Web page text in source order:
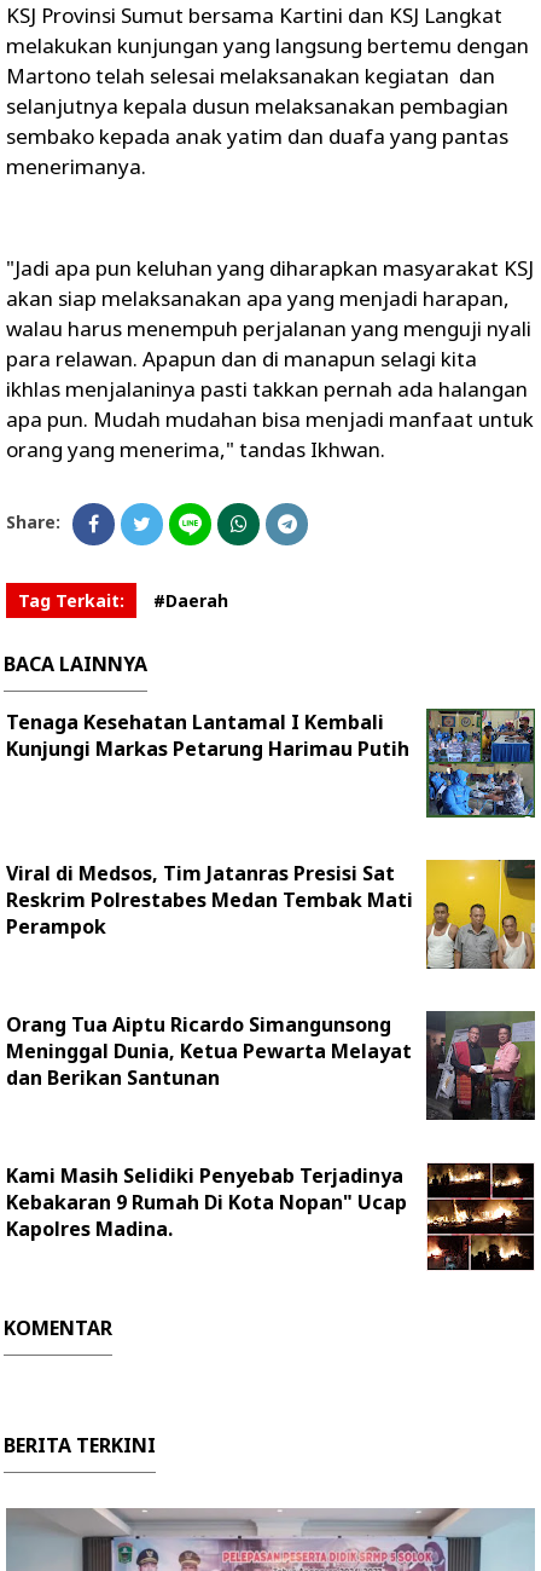
KSJ Provinsi Sumut bersama Kartini dan KSJ Langkat
melakukan kunjungan yang langsung bertemu dengan
Martono telah selesai melaksanakan kegiatan dan
selanjutnya kepala dusun melaksanakan pembagian
sembako kepada anak yatim dan duafa yang pantas
menerimanya.
"Jadi apa pun keluhan yang diharapkan masyarakat KSJ
akan siap melaksanakan apa yang menjadi harapan,
walau harus menempuh perjalanan yang menguji nyali
para relawan. Apapun dan di manapun selagi kita
ikhlas menjalaninya pasti takkan pernah ada halangan
apa pun. Mudah mudahan bisa menjadi manfaat untuk
orang yang menerima," tandas Ikhwan.
Share:
Tag Terkait: #Daerah
BACA LAINNYA
Tenaga Kesehatan Lantamal I Kembali
Kunjungi Markas Petarung Harimau Putih
Viral di Medsos, Tim Jatanras Presisi Sat
Reskrim Polrestabes Medan Tembak Mati
Perampok
Orang Tua Aiptu Ricardo Simangunsong
Meninggal Dunia, Ketua Pewarta Melayat
dan Berikan Santunan
Kami Masih Selidiki Penyebab Terjadinya
Kebakaran 9 Rumah Di Kota Nopan" Ucap
Kapolres Madina.
KOMENTAR
BERITA TERKINI